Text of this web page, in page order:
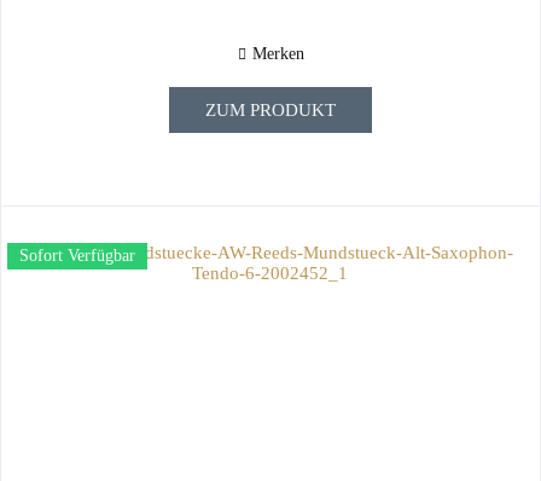
Merken
ZUM PRODUKT
Sofort Verfügbar